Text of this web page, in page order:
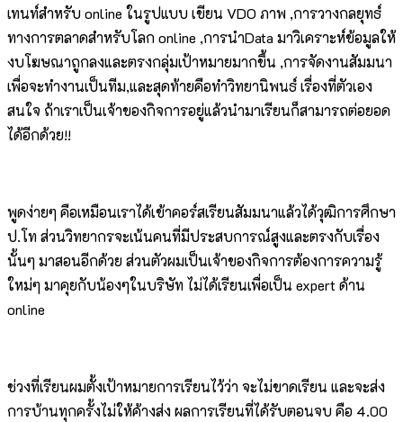
เทนท์สำหรับ online ในรูปแบบ เขียน VDO ภาพ ,การวางกลยุทธ์
ทางการตลาดสำหรับโลก online ,การนำData มาวิเคราะห์ข้อมูลให้
งบโฆษณาถูกลงและตรงกลุ่มเป้าหมายมากขึ้น ,การจัดงานสัมมนา
เพื่อจะทำงานเป็นทีม,และสุดท้ายคือทำวิทยานิพนธ์ เรื่องที่ตัวเอง
สนใจ ถ้าเราเป็นเจ้าของกิจการอยู่แล้วนำมาเรียนก็สามารถต่อยอด
ได้อีกด้วย!!
พูดง่ายๆ คือเหมือนเราได้เข้าคอร์สเรียนสัมมนาแล้วได้วุฒิการศึกษา
ป.โท ส่วนวิทยากรจะเน้นคนที่มีประสบการณ์สูงและตรงกับเรื่อง
นั้นๆ มาสอนอีกด้วย ส่วนตัวผมเป็นเจ้าของกิจการต้องการความรู้
ใหม่ๆ มาคุยกับน้องๆในบริษัท ไม่ได้เรียนเพื่อเป็น expert ด้าน
online
ช่วงที่เรียนผมตั้งเป้าหมายการเรียนไว้ว่า จะไม่ขาดเรียน และจะส่ง
การบ้านทุกครั้งไม่ให้ค้างส่ง ผลการเรียนที่ได้รับตอนจบ คือ 4.00